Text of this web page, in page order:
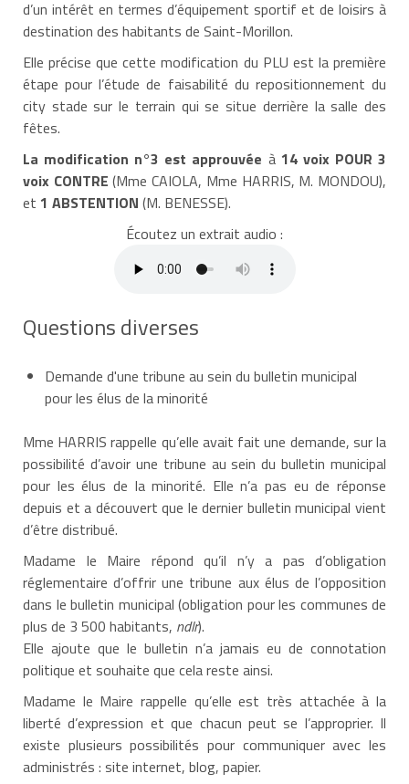
d’un intérêt en termes d’équipement sportif et de loisirs à
destination des habitants de Saint-Morillon.
Elle précise que cette modification du PLU est la première
étape pour l’étude de faisabilité du repositionnement du
city stade sur le terrain qui se situe derrière la salle des
fêtes.
La modification n°3 est approuvée à 14 voix POUR 3
voix CONTRE (Mme CAIOLA, Mme HARRIS, M. MONDOU),
et 1 ABSTENTION (M. BENESSE).
Écoutez un extrait audio :
Questions diverses
Demande d'une tribune au sein du bulletin municipal
pour les élus de la minorité
Mme HARRIS rappelle qu’elle avait fait une demande, sur la
possibilité d’avoir une tribune au sein du bulletin municipal
pour les élus de la minorité. Elle n’a pas eu de réponse
depuis et a découvert que le dernier bulletin municipal vient
d’être distribué.
Madame le Maire répond qu’il n’y a pas d’obligation
réglementaire d’offrir une tribune aux élus de l’opposition
dans le bulletin municipal (obligation pour les communes de
plus de 3 500 habitants, ndlr).
Elle ajoute que le bulletin n’a jamais eu de connotation
politique et souhaite que cela reste ainsi.
Madame le Maire rappelle qu’elle est très attachée à la
liberté d’expression et que chacun peut se l’approprier. Il
existe plusieurs possibilités pour communiquer avec les
administrés : site internet, blog, papier.